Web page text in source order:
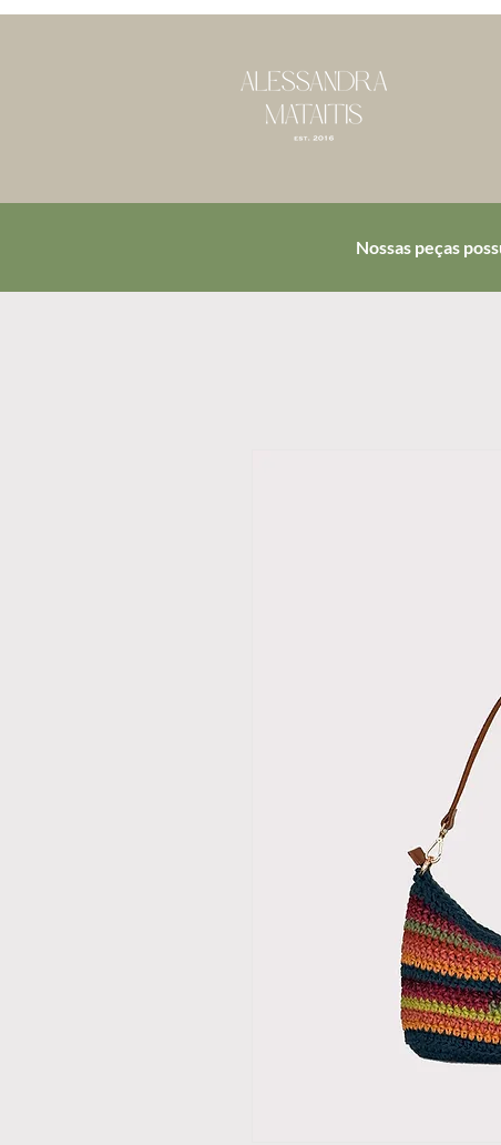
Nossas peças